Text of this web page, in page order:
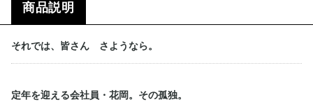
商品説明
それでは、皆さん さようなら。
定年を迎える会社員・花岡。その孤独。